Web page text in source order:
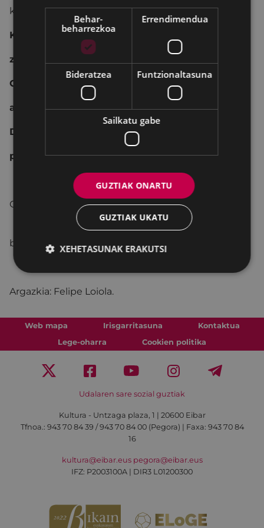
kantatuko da:
Koko-moko,
zaria bete moko.
Gibel, gibel,
afarittarako.
Dirua baneuka,
patrikarako.
Ordutegia: 8:30 Merkatu plazan.
9:00-15:00 Mandiola eta Gorostako
baserrietan.
19:00-21:00 Eibarko kaleetan.
Argazkia: Felipe Loiola.
Web mapa Irisgarritasuna
Kontaktua
Lege-oharra
Cookien politika
Udalaren sare sozial guztiak
Kultura - Untzaga plaza, 1 | 20600 Eibar
Tfnoa.: 943 70 84 39 / 943 70 84 00 (Pegora) | Faxa: 943 70 84
16
kultura@eibar.eus pegora@eibar.eus
IFZ: P2003100A | DIR3 L01200300
Behar-
beharrezkoa
Errendimendua
Bideratzea Funtzionaltasuna
Sailkatu gabe
GUZTIAK ONARTU
GUZTIAK UKATU
XEHETASUNAK ERAKUTSI